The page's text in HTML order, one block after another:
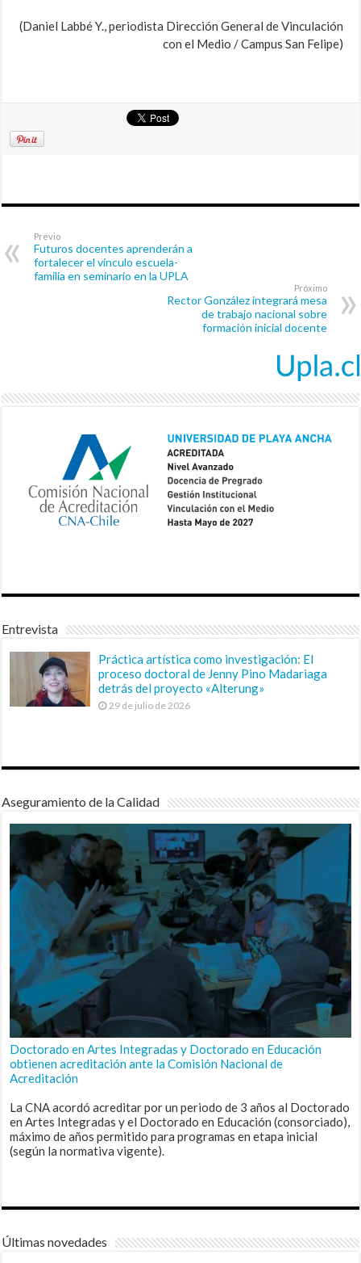
(Daniel Labbé Y., periodista Dirección General de Vinculación
con el Medio / Campus San Felipe)
Previo
Futuros docentes aprenderán a
fortalecer el vínculo escuela-
familia en seminario en la UPLA
Próximo
Rector González integrará mesa
de trabajo nacional sobre
formación inicial docente
Entrevista
Práctica artística como investigación: El
proceso doctoral de Jenny Pino Madariaga
detrás del proyecto «Alterung»
29 de julio de 2026
Aseguramiento de la Calidad
Doctorado en Artes Integradas y Doctorado en Educación
obtienen acreditación ante la Comisión Nacional de
Acreditación
La CNA acordó acreditar por un periodo de 3 años al Doctorado
en Artes Integradas y el Doctorado en Educación (consorciado),
máximo de años permitido para programas en etapa inicial
(según la normativa vigente).
Últimas novedades